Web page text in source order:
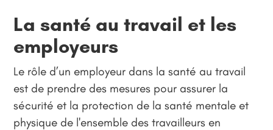
La santé au travail et les
employeurs
Le rôle d’un employeur dans la santé au travail
est de prendre des mesures pour assurer la
sécurité et la protection de la santé mentale et
physique de l'ensemble des travailleurs en